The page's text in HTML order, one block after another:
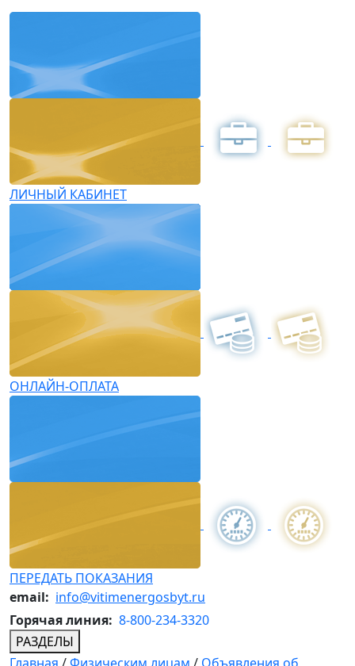
ЛИЧНЫЙ КАБИНЕТ
ОНЛАЙН-ОПЛАТА
ПЕРЕДАТЬ ПОКАЗАНИЯ
email: info@vitimenergosbyt.ru
Горячая линия: 8-800-234-3320
РАЗДЕЛЫ